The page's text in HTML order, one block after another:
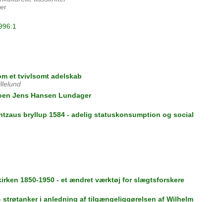
et tvivlsomt adelskab
Jens Hansen Lundager
bryllup 1584 - adelig statuskonsumption og social
1850-1950 - et ændret værktøj for slægtsforskere
i anledning af tilgængeliggørelsen af Wilhelm